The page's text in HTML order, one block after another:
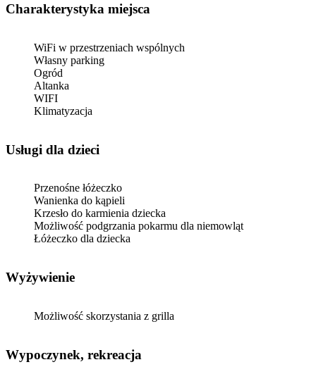
Charakterystyka miejsca
WiFi w przestrzeniach wspólnych
Własny parking
Ogród
Altanka
WIFI
Klimatyzacja
usługi dla dzieci
Przenośne łóżeczko
Wanienka do kąpieli
Krzesło do karmienia dziecka
Możliwość podgrzania pokarmu dla niemowląt
Łóżeczko dla dziecka
Wyżywienie
Możliwość skorzystania z grilla
Wypoczynek, rekreacja